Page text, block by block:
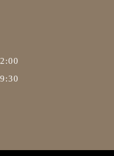
售后服务中心（需提前
后服务中心（需提前预
后服务中心（需提前预
丽售后服务中心（需提